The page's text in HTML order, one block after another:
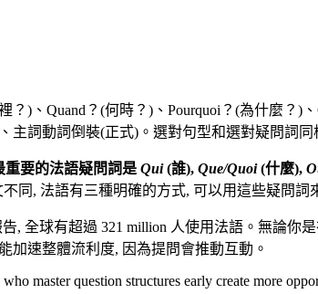
)、Quand？(何時？)、Pourquoi？(為什麼？)
主詞動詞倒裝(正式)。選對句型和選對疑問詞同
重要的法語疑問詞是 Qui(誰), Que/Quoi(什麼),
同, 法語有三種明確的方式, 可以用這些疑問詞
告, 全球有超過 321 million 人使用法語。無論
加速整體流利度, 因為提問會推動互動。
master question structures early create more